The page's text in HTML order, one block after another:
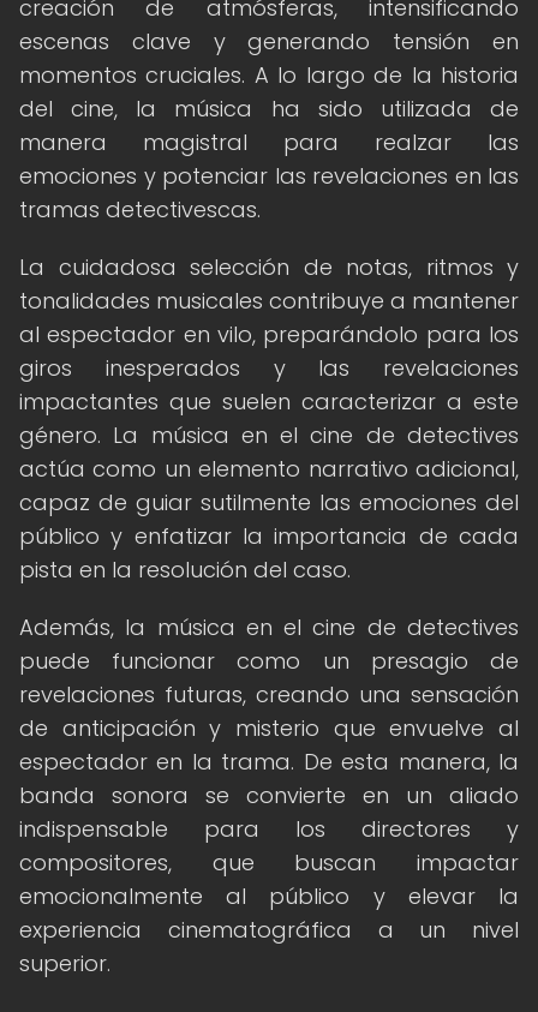
creación de atmósferas, intensificando
escenas clave y generando tensión en
momentos cruciales. A lo largo de la historia
del cine, la música ha sido utilizada de
manera magistral para realzar las
emociones y potenciar las revelaciones en las
tramas detectivescas.
La cuidadosa selección de notas, ritmos y
tonalidades musicales contribuye a mantener
al espectador en vilo, preparándolo para los
giros inesperados y las revelaciones
impactantes que suelen caracterizar a este
género. La música en el cine de detectives
actúa como un elemento narrativo adicional,
capaz de guiar sutilmente las emociones del
público y enfatizar la importancia de cada
pista en la resolución del caso.
Además, la música en el cine de detectives
puede funcionar como un presagio de
revelaciones futuras, creando una sensación
de anticipación y misterio que envuelve al
espectador en la trama. De esta manera, la
banda sonora se convierte en un aliado
indispensable para los directores y
compositores, que buscan impactar
emocionalmente al público y elevar la
experiencia cinematográfica a un nivel
superior.